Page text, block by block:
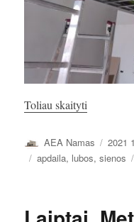
Toliau skaityti
Autorius
AEA Namas 2021
Žymos
apdaila, lubos,sienos